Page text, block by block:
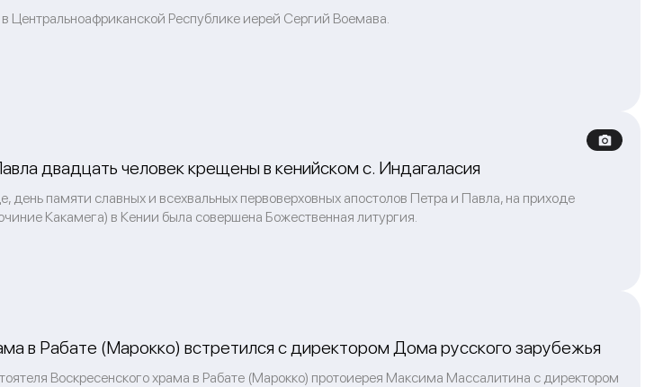
Центральноафриканской Республике иерей Сергий Воемава.
двадцать человек крещены в кенийском с. Индагаласия
памяти славных и всехвальных первоверховных апостолов Петра и Павла, на приходе
Какамега) в Кении была совершена Божественная литургия.
в Рабате (Марокко) встретился с директором Дома русского зарубежья
Воскресенского храма в Рабате (Марокко) протоиерея Максима Массалитина с директором